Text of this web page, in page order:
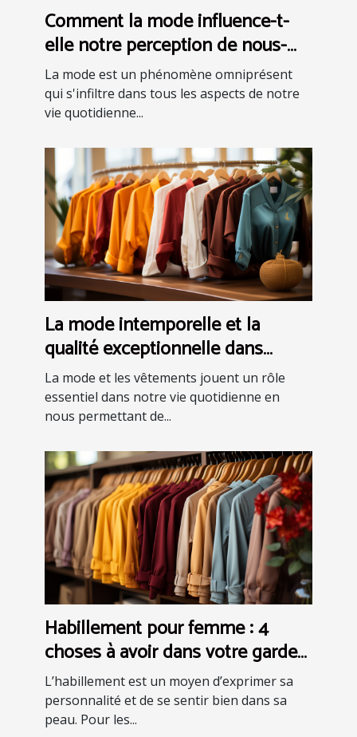
Comment la mode influence-t-
elle notre perception de nous-
mêmes ?
La mode est un phénomène omniprésent
qui s'infiltre dans tous les aspects de notre
vie quotidienne...
La mode intemporelle et la
qualité exceptionnelle dans
l'univers des vêtements
La mode et les vêtements jouent un rôle
essentiel dans notre vie quotidienne en
nous permettant de...
Habillement pour femme : 4
choses à avoir dans votre garde-
robe pour être bien habillée
L’habillement est un moyen d’exprimer sa
personnalité et de se sentir bien dans sa
peau. Pour les...